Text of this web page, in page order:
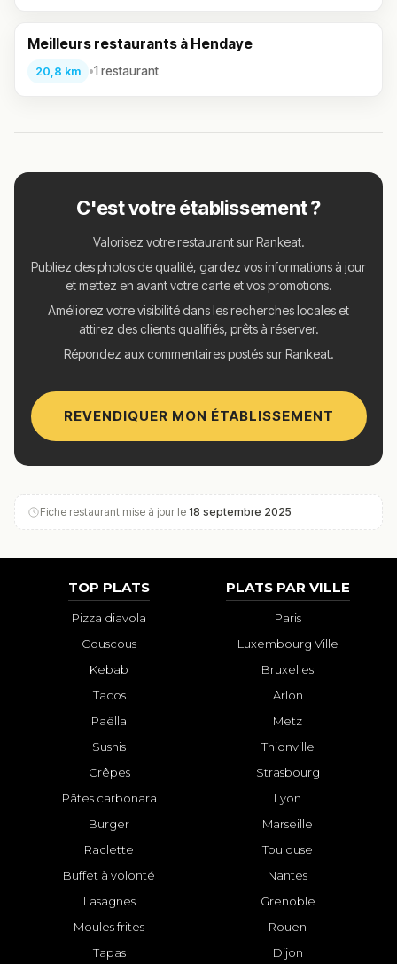
Meilleurs restaurants à Hendaye
20,8 km •1 restaurant
C'est votre établissement ?
Valorisez votre restaurant sur Rankeat.
Publiez des photos de qualité, gardez vos informations à jour
et mettez en avant votre carte et vos promotions.
Améliorez votre visibilité dans les recherches locales et
attirez des clients qualifiés, prêts à réserver.
Répondez aux commentaires postés sur Rankeat.
REVENDIQUER MON ÉTABLISSEMENT
Fiche restaurant mise à jour le 18 septembre 2025
TOP PLATS
Pizza diavola
Couscous
Kebab
Tacos
Paëlla
Sushis
Crêpes
Pâtes carbonara
Burger
Raclette
Buffet à volonté
Lasagnes
Moules frites
Tapas
PLATS PAR VILLE
Paris
Luxembourg Ville
Bruxelles
Arlon
Metz
Thionville
Strasbourg
Lyon
Marseille
Toulouse
Nantes
Grenoble
Rouen
Dijon